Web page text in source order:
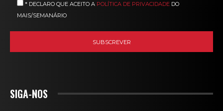
* DECLARO QUE ACEITO A POLÍTICA DE PRIVACIDADE DO
MAIS/SEMANÁRIO
SIGA-NOS